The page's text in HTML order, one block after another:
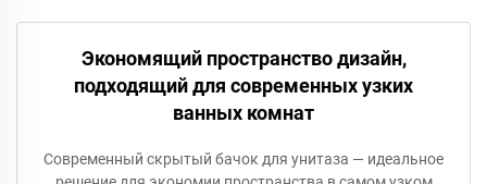
Экономящий пространство дизайн,
подходящий для современных узких
ванных комнат
Современный скрытый бачок для унитаза — идеальное